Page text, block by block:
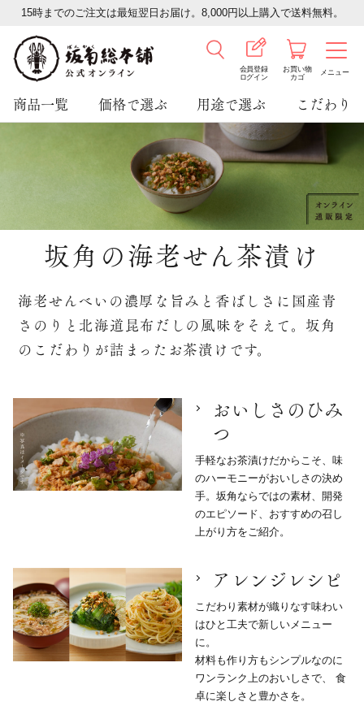
15時までのご注文は最短翌日お届け。8,000円以上購入で送料無料。
会員登録
ログイン
お買い物
カゴ
メニュー
商品一覧 価格で選ぶ 用途で選ぶ こだわり
坂角の海老せん茶漬け
海老せんべいの濃厚な旨みと香ばしさに 国産青
さのりと北海道昆布だしの風味をそえて。 坂角
のこだわりが詰まったお茶漬けです。
おいしさのひみ
つ
手軽なお茶漬けだからこそ、味
のハーモニーがおいしさの決め
手。坂角ならではの素材、開発
のエピソード、おすすめの召し
上がり方をご紹介。
アレンジレシピ
こだわり素材が織りなす味わい
はひと工夫で新しいメニュー
に。
材料も作り方もシンプルなのに
ワンランク上のおいしさで、 食
卓に楽しさと豊かさを。